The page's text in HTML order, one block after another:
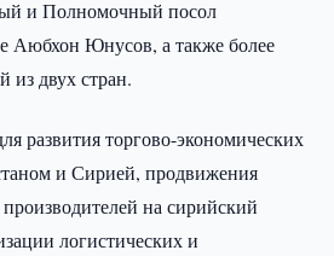
и Полномочный посол
Аюбхон Юнусов, а также более
из двух стран.
развития торгово-экономических
и Сирией, продвижения
на сирийский
логистических и